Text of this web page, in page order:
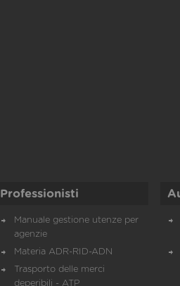
Professionisti
Manuale gestione utenze per
agenzie
Materia ADR-RID-ADN
Trasporto delle merci
deperibili - ATP